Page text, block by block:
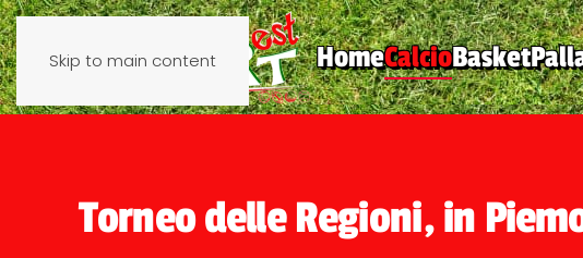
Skip to main content HomeCalcioBasket
Torneo delle Regioni, in